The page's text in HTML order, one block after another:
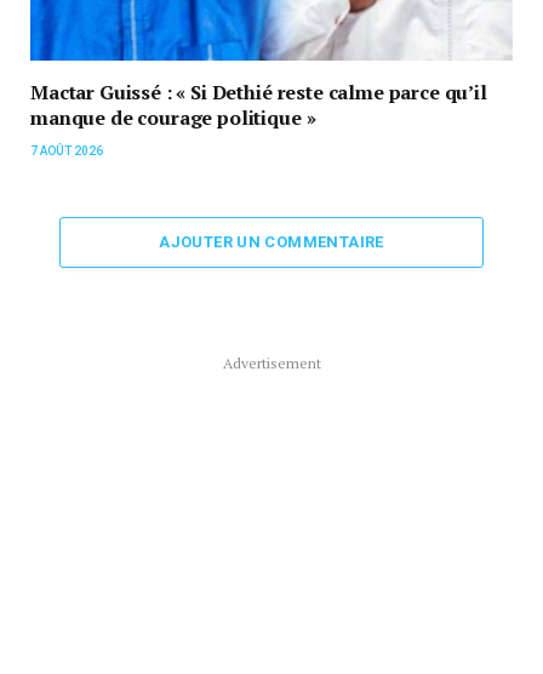
Mactar Guissé : « Si Dethié reste calme parce qu’il
manque de courage politique »
7 AOÛT 2026
AJOUTER UN COMMENTAIRE
Advertisement